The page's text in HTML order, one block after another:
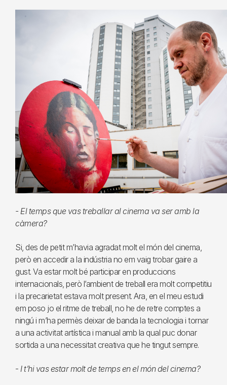
- El temps que vas treballar al cinema va ser amb la
càmera?
Si, des de petit m’havia agradat molt el món del cinema,
però en accedir a la indústria no em vaig trobar gaire a
gust. Va estar molt bé participar en produccions
internacionals, però l’ambient de treball era molt competitiu
i la precarietat estava molt present. Ara, en el meu estudi
em poso jo el ritme de treball, no he de retre comptes a
ningú i m’ha permès deixar de banda la tecnologia i tornar
a una activitat artística i manual amb la qual puc donar
sortida a una necessitat creativa que he tingut sempre.
- I t’hi vas estar molt de temps en el món del cinema?